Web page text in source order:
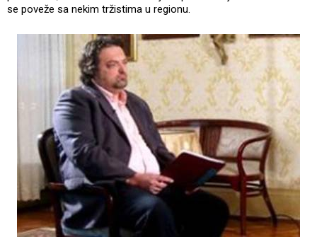
se poveže sa nekim tržistima u regionu.